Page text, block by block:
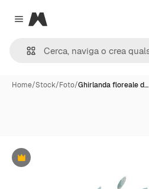
Close menu
Magnific
Home/Stock/Foto/Ghirlanda floreale d…
Premium